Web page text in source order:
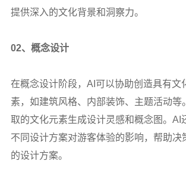
提供深入的文化背景和洞察力。
02、概念设计
在概念设计阶段，AI可以协助创造具有文
素，如建筑风格、内部装饰、主题活动等
取的文化元素生成设计灵感和概念图。AI
不同设计方案对游客体验的影响，帮助决
的设计方案。